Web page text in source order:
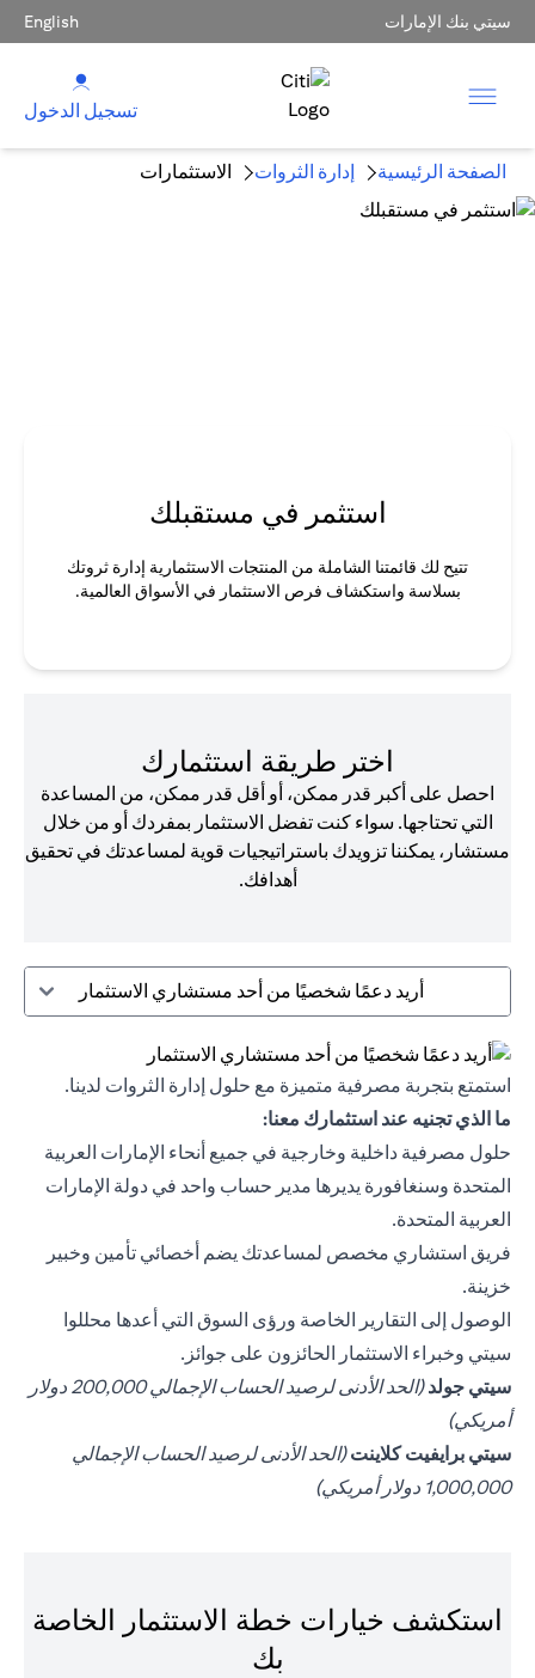
سيتي بنك الإمارات English
تسجيل الدخول
الصفحة الرئيسية إدارة الثروات الاستثمارات
استثمر في مستقبلك
تتيح لك قائمتنا الشاملة من المنتجات الاستثمارية إدارة ثروتك
بسلاسة واستكشاف فرص الاستثمار في الأسواق العالمية.
اختر طريقة استثمارك
احصل على أكبر قدر ممكن، أو أقل قدر ممكن، من المساعدة
التي تحتاجها. سواء كنت تفضل الاستثمار بمفردك أو من خلال
مستشار، يمكننا تزويدك باستراتيجيات قوية لمساعدتك في تحقيق
أهدافك.
أريد دعمًا شخصيًا من أحد مستشاري الاستثمار
استمتع بتجربة مصرفية متميزة مع حلول إدارة الثروات لدينا.
ما الذي تجنيه عند استثمارك معنا:
حلول مصرفية داخلية وخارجية في جميع أنحاء الإمارات العربية
المتحدة وسنغافورة يديرها مدير حساب واحد في دولة الإمارات
العربية المتحدة.
فريق استشاري مخصص لمساعدتك يضم أخصائي تأمين وخبير
خزينة.
الوصول إلى التقارير الخاصة ورؤى السوق التي أعدها محللوا
سيتي وخبراء الاستثمار الحائزون على جوائز.
سيتي جولد(opens in a new tab)
(الحد الأدنى لرصيد الحساب الإجمالي 200,000 دولار
أمريكي)
سيتي برايفيت كلاينت(opens in a new tab)(الحد الأدنى لرصيد الحساب الإجمالي
1,000,000 دولار أمريكي)
استكشف خيارات خطة الاستثمار الخاصة
بك